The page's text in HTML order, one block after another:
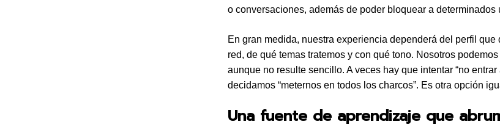
o conversaciones, además de poder bloquear a determinados
En gran medida, nuestra experiencia dependerá del perfil que
red, de qué temas tratemos y con qué tono. Nosotros
aunque no resulte sencillo. A veces hay que intentar “no entrar
decidamos “meternos en todos los charcos”. Es otra opción
Una fuente de aprendizaje que